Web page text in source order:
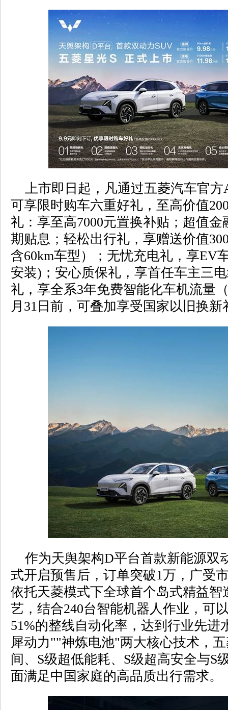
上市即日起，凡通过五菱汽车官方
可享限时购车六重好礼，至高价值
礼：享至高7000元置换补贴；超值金
期贴息；轻松出行礼，享赠送价值
含60km车型）；无忧充电礼，享EV
安装)；安心质保礼，享首任车主三
礼，享全系3年免费智能化车机流量
月31日前，可叠加享受国家以旧换新
作为天舆架构D平台首款新能源双
式开启预售后，订单突破1万，广受
依托天菱模式下全球首个岛式精益智
艺，结合240台智能机器人作业，可
51%的整线自动化率，达到行业先进
犀动力""神炼电池"两大核心技术，
间、S级超低能耗、S级超高安全与S
面满足中国家庭的高品质出行需求。